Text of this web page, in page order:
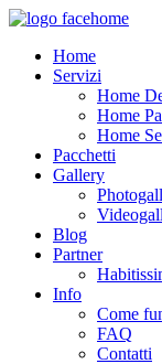
Home
Servizi
Home
Home
Home
Pacchetti
Gallery
Blog
Partner
Info
Come
FAQ
Contatti